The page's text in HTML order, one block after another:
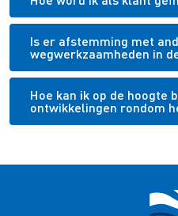
Is er afstemming met
wegwerkzaamheden in
Hoe kan ik op de hoogte
ontwikkelingen rondom